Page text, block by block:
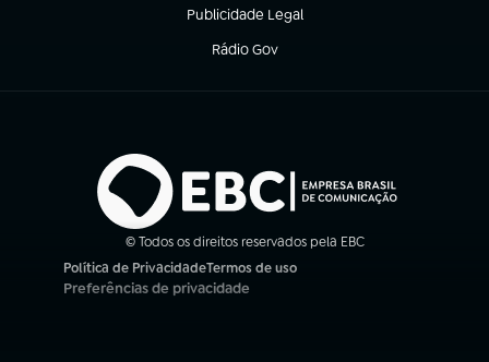
Publicidade Legal
(abre em nova aba)
Rádio Gov
(abre em nova aba)
© Todos os direitos reservados pela EBC
Política de Privacidade
(abre em nova aba)
Termos de uso
(abre em nova aba)
Preferências de privacidade